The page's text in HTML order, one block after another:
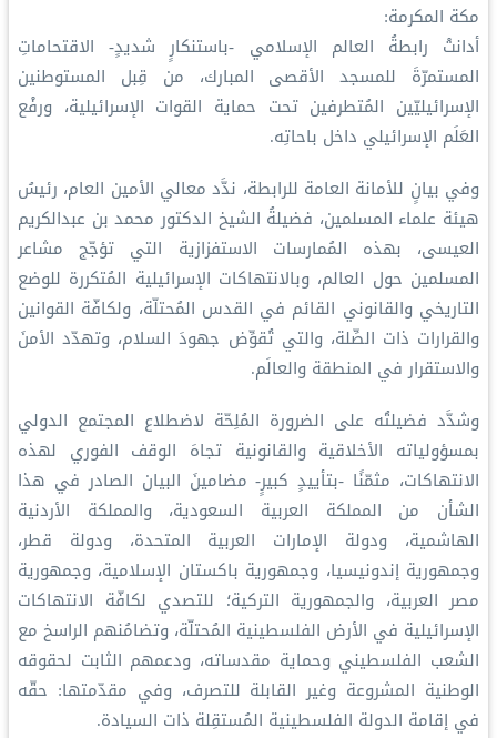
مكة المكرمة:
أدانتْ رابطةُ العالم الإسلامي -باستنكارٍ شديدٍ- الاقتحاماتِ
المستمرّةَ للمسجد الأقصى المبارك، من قِبل المستوطنين
الإسرائيليّين المُتطرفين تحت حماية القوات الإسرائيلية، ورفْع
العَلَم الإسرائيلي داخل باحاتِه.
وفي بيانٍ للأمانة العامة للرابطة، ندَّد معالي الأمين العام، رئيسُ
هيئة علماء المسلمين، فضيلةُ الشيخ الدكتور محمد بن عبدالكريم
العيسى، بهذه المُمارسات الاستفزازية التي تؤجّج مشاعر
المسلمين حول العالم، وبالانتهاكات الإسرائيلية المُتكررة للوضع
التاريخي والقانوني القائم في القدس المُحتلّة، ولكافّة القوانين
والقرارات ذات الصِّلة، والتي تُقوِّض جهودَ السلام، وتهدّد الأمنَ
والاستقرار في المنطقة والعالَم.
وشدَّد فضيلتُه على الضرورة المُلِحّة لاضطلاع المجتمع الدولي
بمسؤولياته الأخلاقية والقانونية تجاهَ الوقف الفوري لهذه
الانتهاكات، مثمّنًا -بتأييدٍ كبيرٍ- مضامينَ البيان الصادر في هذا
الشأن من المملكة العربية السعودية، والمملكة الأردنية
الهاشمية، ودولة الإمارات العربية المتحدة، ودولة قطر،
وجمهورية إندونيسيا، وجمهورية باكستان الإسلامية، وجمهورية
مصر العربية، والجمهورية التركية؛ للتصدي لكافّة الانتهاكات
الإسرائيلية في الأرض الفلسطينية المُحتلّة، وتضامُنهم الراسخ مع
الشعب الفلسطيني وحماية مقدساته، ودعمهم الثابت لحقوقه
الوطنية المشروعة وغير القابلة للتصرف، وفي مقدّمتها: حقّه
في إقامة الدولة الفلسطينية المُستقِلة ذات السيادة.